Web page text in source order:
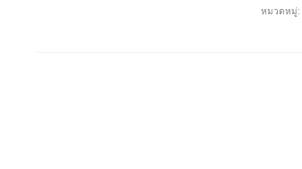
หมวดหมู่: